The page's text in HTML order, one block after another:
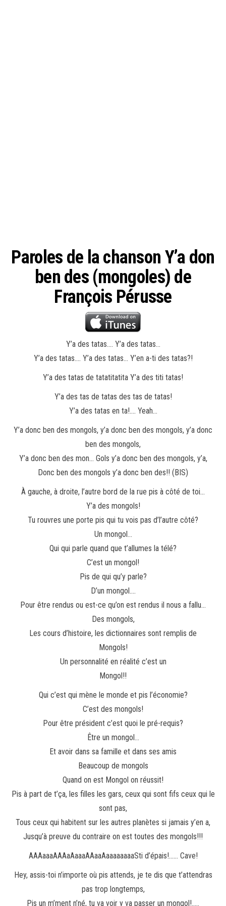
Paroles de la chanson Y’a don
ben des (mongoles) de
François Pérusse
Y’a des tatas…. Y’a des tatas…
Y’a des tatas…. Y’a des tatas… Y’en a-ti des tatas?!
Y’a des tatas de tatatitatita Y’a des titi tatas!
Y’a des tas de tatas des tas de tatas!
Y’a des tatas en ta!…. Yeah…
Y’a donc ben des mongols, y’a donc ben des mongols, y’a donc
ben des mongols,
Y’a donc ben des mon… Gols y’a donc ben des mongols, y’a,
Donc ben des mongols y’a donc ben des!! (BIS)
À gauche, à droite, l’autre bord de la rue pis à côté de toi…
Y’a des mongols!
Tu rouvres une porte pis qui tu vois pas d’l’autre côté?
Un mongol…
Qui qui parle quand que t’allumes la télé?
C’est un mongol!
Pis de qui qu’y parle?
D’un mongol….
Pour être rendus ou est-ce qu’on est rendus il nous a fallu…
Des mongols,
Les cours d’histoire, les dictionnaires sont remplis de
Mongols!
Un personnalité en réalité c’est un
Mongol!!
Qui c’est qui mène le monde et pis l’économie?
C’est des mongols!
Pour être président c’est quoi le pré-requis?
Être un mongol…
Et avoir dans sa famille et dans ses amis
Beaucoup de mongols
Quand on est Mongol on réussit!
Pis à part de t’ça, les filles les gars, ceux qui sont fifs ceux qui le
sont pas,
Tous ceux qui habitent sur les autres planètes si jamais y’en a,
Jusqu’à preuve du contraire on est toutes des mongols!!!
AAAaaaAAAaAaaaAAaaAaaaaaaaaSti d’épais!…… Cave!
Hey, assis-toi n’importe où pis attends, je te dis que t’attendras
pas trop longtemps,
Pis un m’ment n’né, tu va voir y va passer un mongol!…..